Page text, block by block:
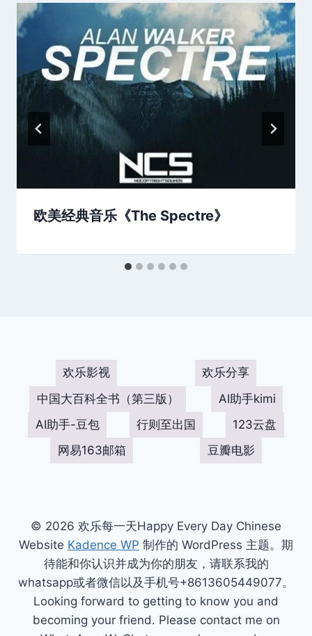
欧美经典音乐《The Spectre》
欢乐影视
欢乐分享
中国大百科全书（第三版）
AI助手kimi
AI助手-豆包
行则至出国
123云盘
网易163邮箱
豆瓣电影
© 2026 欢乐每一天Happy Every Day Chinese
Website Kadence WP 制作的 WordPress 主题。期
待能和你认识并成为你的朋友，请联系我的
whatsapp或者微信以及手机号+8613605449077。
Looking forward to getting to know you and
becoming your friend. Please contact me on